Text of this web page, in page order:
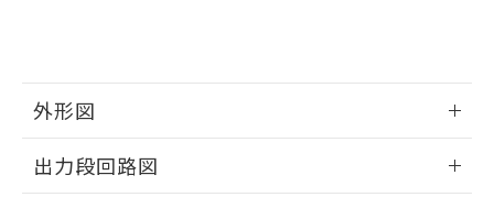
外形図
出力段回路図
の共同利用に関して"
の「1.共同利
るもので、過去に遡って非含有を証明する
ものではありません。
また、RoHS指令のフタル酸エステル類４